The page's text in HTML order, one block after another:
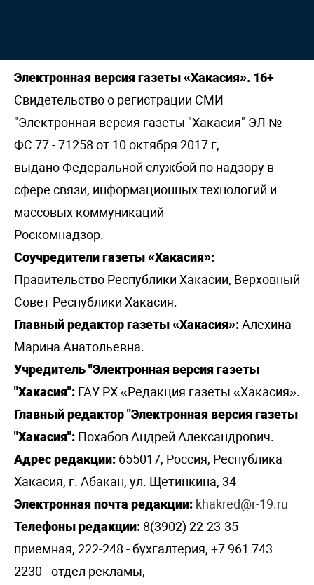
Электронная версия газеты «Хакасия». 16+
Свидетельство о регистрации СМИ
"Электронная версия газеты "Хакасия" ЭЛ №
ФС 77 - 71258 от 10 октября 2017 г,
выдано Федеральной службой по надзору в
сфере связи, информационных технологий и
массовых коммуникаций
Роскомнадзор.
Соучредители газеты «Хакасия»:
Правительство Республики Хакасии, Верховный
Совет Республики Хакасия.
Главный редактор газеты «Хакасия»:Алехина
Марина Анатольевна.
Учредитель "Электронная версия газеты
"Хакасия": ГАУ РХ «Редакция газеты «Хакасия».
Главный редактор "Электронная версия газеты
"Хакасия": Похабов Андрей Александрович.
Адрес редакции: 655017, Россия, Республика
Хакасия, г. Абакан, ул. Щетинкина, 34
Электронная почта редакции: khakred@r-19.ru
Телефоны редакции: 8(3902) 22-23-35 -
приемная, 222-248 - бухгалтерия, +7 961 743
2230 - отдел рекламы,